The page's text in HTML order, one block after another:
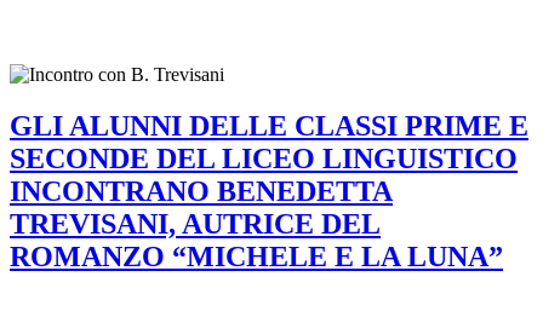
GLI ALUNNI DELLE CLASSI PRIME E
SECONDE DEL LICEO LINGUISTICO
INCONTRANO BENEDETTA
TREVISANI, AUTRICE DEL
ROMANZO “MICHELE E LA LUNA”